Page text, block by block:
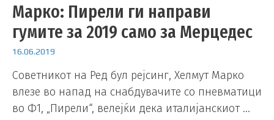
Марко: Пирели ги направи
гумите за 2019 само за Мерцедес
16.06.2019
Советникот на Ред бул рејсинг, Хелмут Марко
влезе во напад на снабдувачите со пневматици
во Ф1, „Пирели“, велејќи дека италијанскиот …